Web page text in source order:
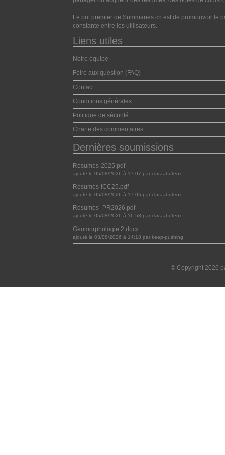
Le but premier de Summaries.ch est de promouvoir le
constante entre les utilisateurs.
Liens utiles
Notre équipe
Foire aux question (FAQ)
Contact
Conditions générales
Politique de sécurité
Charte des commentaires
Dernières soumissions
Résumés-2025.pdf
ajouté le 05/08/2026 à 17:07 par claraabuteux
Résumés-ICC25.pdf
ajouté le 05/08/2026 à 17:05 par claraabuteux
Résumés_PR2026.pdf
ajouté le 05/08/2026 à 16:58 par claraabuteux
Géomorphologie 2.docx
ajouté le 03/08/2026 à 14:18 par keep-pushing
© Copyright 2026